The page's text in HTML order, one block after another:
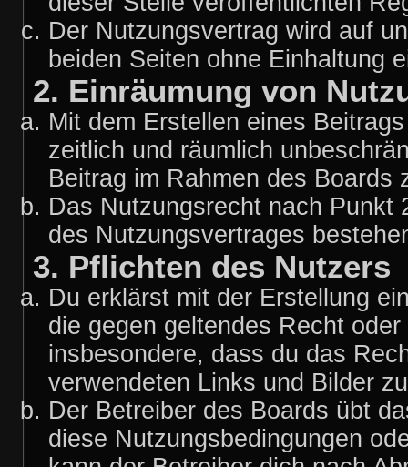
Der Nutzungsvertrag wird auf
beiden Seiten ohne Einhaltung
2. Einräumung von
Mit dem Erstellen eines
zeitlich und räumlich
Beitrag im Rahmen des Boards
Das Nutzungsrecht nach Punkt
des Nutzungsvertrages
3. Pflichten des Nutzers
Du erklärst mit der Erstellung
die gegen geltendes Recht
insbesondere, dass du das
verwendeten Links und Bilder
Der Betreiber des Boards übt
diese Nutzungsbedingungen